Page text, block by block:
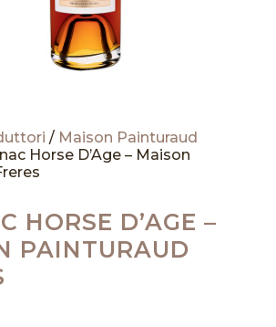
/ Maison Painturaud
Horse D’Age – Maison
HORSE D’AGE –
PAINTURAUD